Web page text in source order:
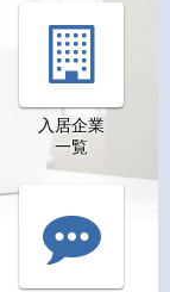
入居企業
一覧